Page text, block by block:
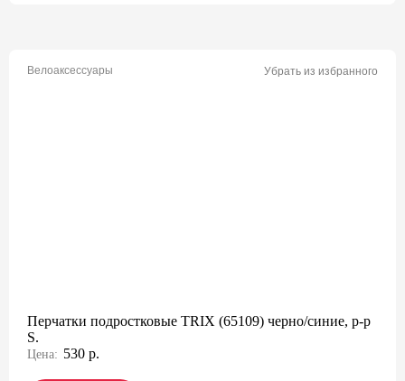
Велоаксессуары Убрать из избранного
Перчатки подростковые TRIX (65109) черно/синие, р-р
S.
Цена: 530 р.